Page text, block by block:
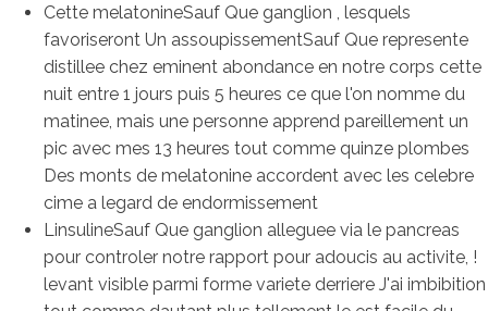
Cette melatonineSauf Que ganglion , lesquels
favoriseront Un assoupissementSauf Que represente
distillee chez eminent abondance en notre corps cette
nuit entre 1 jours puis 5 heures ce que l'on nomme du
matinee, mais une personne apprend pareillement un
pic avec mes 13 heures tout comme quinze plombes
Des monts de melatonine accordent avec les celebre
cime a legard de endormissement
LinsulineSauf Que ganglion alleguee via le pancreas
pour controler notre rapport pour adoucis au activite, !
levant visible parmi forme variete derriere J'ai imbibition